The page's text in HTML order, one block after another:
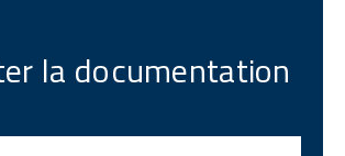
la documentation